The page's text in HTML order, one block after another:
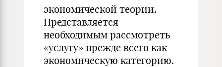
экономической теории.
Представляется
необходимым рассмотреть
«услугу» прежде всего как
экономическую категорию.